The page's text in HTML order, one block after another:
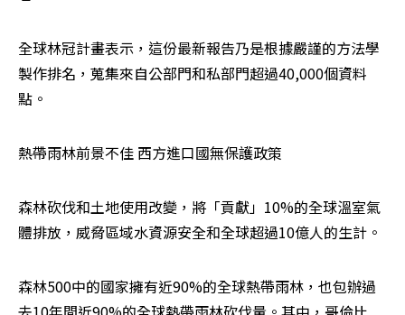
全球林冠計畫表示，這份最新報告乃是根據嚴謹的方法學
製作排名，蒐集來自公部門和私部門超過40,000個資料
點。
熱帶雨林前景不佳 西方進口國無保護政策
森林砍伐和土地使用改變，將「貢獻」10%的全球溫室氣
體排放，威脅區域水資源安全和全球超過10億人的生計。
森林500中的國家擁有近90%的全球熱帶雨林，也包辦過